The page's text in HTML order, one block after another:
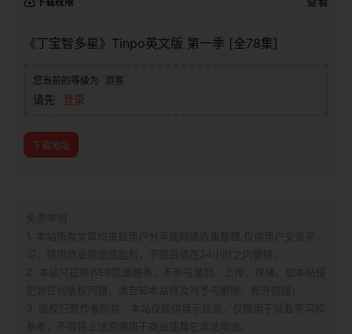
《丁宝智多星》Tinpo英文版 第一季 [全78集]
您当前的等级为 游客
请先 登录
下载地址